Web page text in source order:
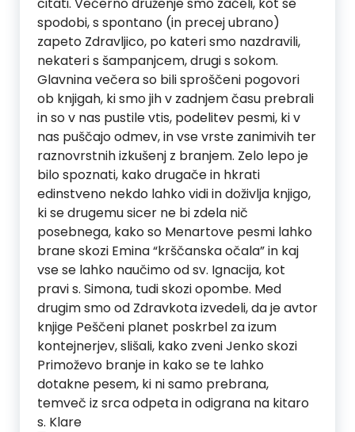
spodobi, s spontano (in precej ubrano)
zapeto Zdravljico, po kateri smo nazdravili,
nekateri s šampanjcem, drugi s sokom.
Glavnina večera so bili sproščeni pogovori
ob knjigah, ki smo jih v zadnjem času prebrali
in so v nas pustile vtis, podelitev pesmi, ki v
nas puščajo odmev, in vse vrste zanimivih ter
raznovrstnih izkušenj z branjem. Zelo lepo je
bilo spoznati, kako drugače in hkrati
edinstveno nekdo lahko vidi in doživlja knjigo,
ki se drugemu sicer ne bi zdela nič
posebnega, kako so Menartove pesmi lahko
brane skozi Emina “krščanska očala” in kaj
vse se lahko naučimo od sv. Ignacija, kot
pravi s. Simona, tudi skozi opombe. Med
drugim smo od Zdravkota izvedeli, da je avtor
knjige Peščeni planet poskrbel za izum
kontejnerjev, slišali, kako zveni Jenko skozi
Primoževo branje in kako se te lahko
dotakne pesem, ki ni samo prebrana,
temveč iz srca odpeta in odigrana na kitaro
s. Klare